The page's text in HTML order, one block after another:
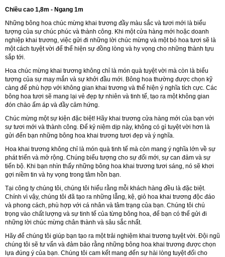
Chiều cao 1,8m - Ngang 1m
Những bông hoa chúc mừng khai trương đầy màu sắc và tươi mới là biểu
tượng của sự chúc phúc và thành công. Khi một cửa hàng mới hoặc doanh
nghiệp khai trương, việc gửi đi những lời chúc mừng và một bó hoa tươi sẽ là
một cách tuyệt vời để thể hiện sự đồng lòng và hy vọng cho những thành tựu
sắp tới.
Hoa chúc mừng khai trương không chỉ là món quà tuyệt vời mà còn là biểu
tượng của sự may mắn và sự khởi đầu mới. Bông hoa thường được chọn kỹ
càng để phù hợp với không gian khai trương và thể hiện ý nghĩa tích cực. Các
bông hoa tươi sẽ mang lại vẻ đẹp tự nhiên và tinh tế, tạo ra một không gian
đón chào ấm áp và đầy cảm hứng.
Chúc mừng một sự kiện đặc biệt! Hãy khai trương cửa hàng mới của bạn với
sự tươi mới và thành công. Để kỷ niệm dịp này, không có gì tuyệt vời hơn là
gửi đến bạn những bông hoa khai trương tươi đẹp và ý nghĩa.
Hoa khai trương không chỉ là món quà tinh tế mà còn mang ý nghĩa lớn về sự
phát triển và mở rộng. Chúng biểu tượng cho sự đổi mới, sự can đảm và sự
tiến bộ. Khi bạn nhìn thấy những bông hoa khai trương tươi sáng, nó sẽ khơi
gợi niềm tin và hy vọng trong tâm hồn bạn.
Tại công ty chúng tôi, chúng tôi hiểu rằng mỗi khách hàng đều là đặc biệt.
Chính vì vậy, chúng tôi đã tạo ra những lẵng, kệ, giỏ hoa khai trương độc đáo
và phong cách, phù hợp với cá nhân và tâm trạng của bạn. Chúng tôi chú
trọng vào chất lượng và sự tinh tế của từng bông hoa, để bạn có thể gửi đi
những lời chúc mừng chân thành và sâu sắc nhất.
Hãy để chúng tôi giúp bạn tạo ra một trải nghiệm khai trương tuyệt vời. Đội ngũ
chúng tôi sẽ tư vấn và đảm bảo rằng những bông hoa khai trương được chọn
lựa đúng ý của bạn. Chúng tôi cam kết mang đến sự hài lòng tuyệt đối cho